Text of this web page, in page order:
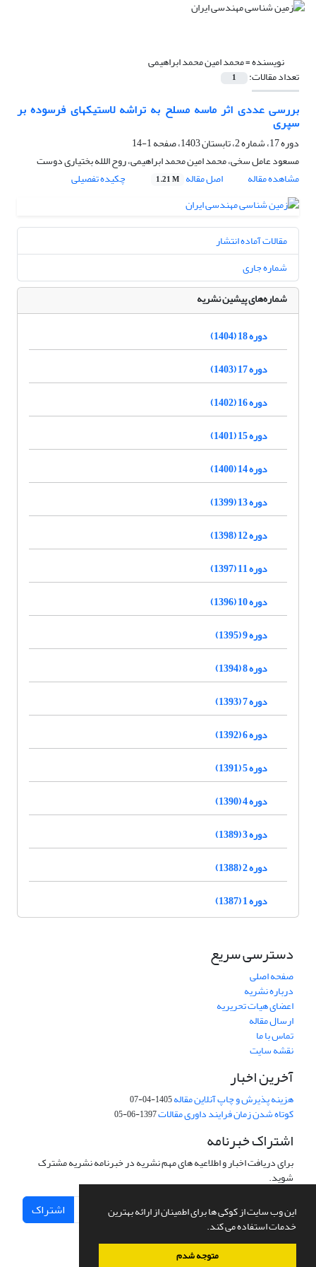
این وب سایت از کوکی ها برای اطمینان از ارائه بهترین
خدمات استفاده می کند.
متوجه شدم
نویسنده =محمد امین محمد ابراهیمی
تعداد مقالات: 1
بررسی عددی اثر ماسه مسلح به تراشه لاستیکهای فرسوده بر
سپری
دوره 17، شماره 2، تابستان 1403، صفحه
1-14
مسعود عامل سخی، محمد امین محمد ابراهیمی، روح اللله بختیاری دوست
مشاهده مقاله
اصل مقاله 1.21 M چکیده تفصیلی
مقالات آماده انتشار
شماره جاری
شماره‌های پیشین نشریه
دوره 18 (1404)
دوره 17 (1403)
دوره 16 (1402)
دوره 15 (1401)
دوره 14 (1400)
دوره 13 (1399)
دوره 12 (1398)
دوره 11 (1397)
دوره 10 (1396)
دوره 9 (1395)
دوره 8 (1394)
دوره 7 (1393)
دوره 6 (1392)
دوره 5 (1391)
دوره 4 (1390)
دوره 3 (1389)
دوره 2 (1388)
دوره 1 (1387)
دسترسی سریع
صفحه اصلی
درباره نشریه
اعضای هیات تحریریه
ارسال مقاله
تماس با ما
نقشه سایت
آخرین اخبار
هزینه پذیرش و چاپ آنلاین مقاله1405-04-07
کوتاه شدن زمان فرایند داوری مقالات1397-06-05
اشتراک خبرنامه
برای دریافت اخبار و اطلاعیه های مهم نشریه در خبرنامه نشریه مشترک
شوید.
اشتراک